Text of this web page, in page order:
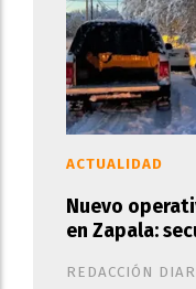
Nuevo
en Zapala:
REDACCIÓN
ACTUALIDAD